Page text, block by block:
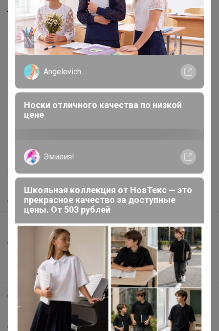
Торговые марки
Наша команда
В наличии
Подарочные сертификаты
Реклама на сайте
Поставщикам
Вакансии
Написать в поддержку
Защита покупателя
Помощь
О нас
Все предложения
Анонсы
Поддержка альпак
Самое выгодное
Хиты продаж
Самое желанное
Angelevich
Носки отличного качества по низкой
цене
Эмилия!
Школьная коллекция от НоаТекс — это
прекрасное качество за доступные
цены. От 503 рублей